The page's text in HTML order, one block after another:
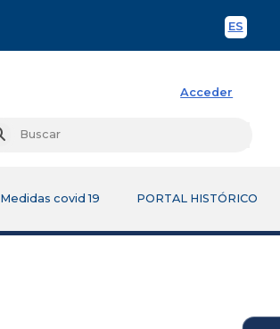
ES
Acceder
Buscar
Medidas covid 19 PORTAL HISTÓRICO